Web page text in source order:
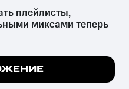
причиняет вред здоровью,
влечёт установленную
на сайте все
плейлисты,
миксами теперь